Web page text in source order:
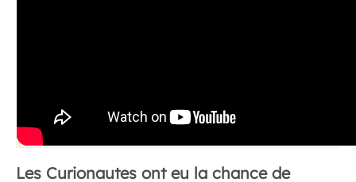
Les Curionautes ont eu la chance de